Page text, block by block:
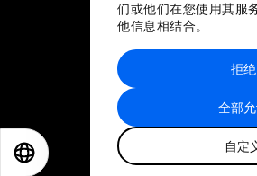
们或他们在您使用其服
他信息相结合。
全部
自定
拒绝
站点地图
世界经济论